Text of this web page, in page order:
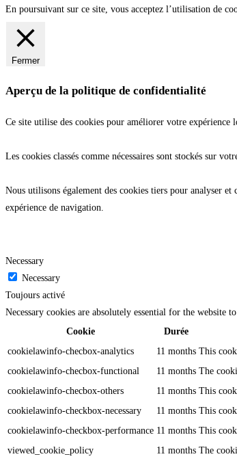
En poursuivant sur ce site, vous acceptez l’utilisation de
Fermer
Aperçu de la politique de confidentialité
Ce site utilise des cookies pour améliorer votre expérience
Les cookies classés comme nécessaires sont stockés sur
Nous utilisons également des cookies tiers pour analyser
expérience de navigation.
Necessary
Necessary
Toujours activé
Necessary cookies are absolutely essential for the website
Cookie
Durée
cookielawinfo-checbox-analytics
11 months This
cookielawinfo-checbox-functional
11 months The
cookielawinfo-checbox-others
11 months This
cookielawinfo-checkbox-necessary
11 months This
cookielawinfo-checkbox-performance 11 months This
viewed_cookie_policy
11 months The